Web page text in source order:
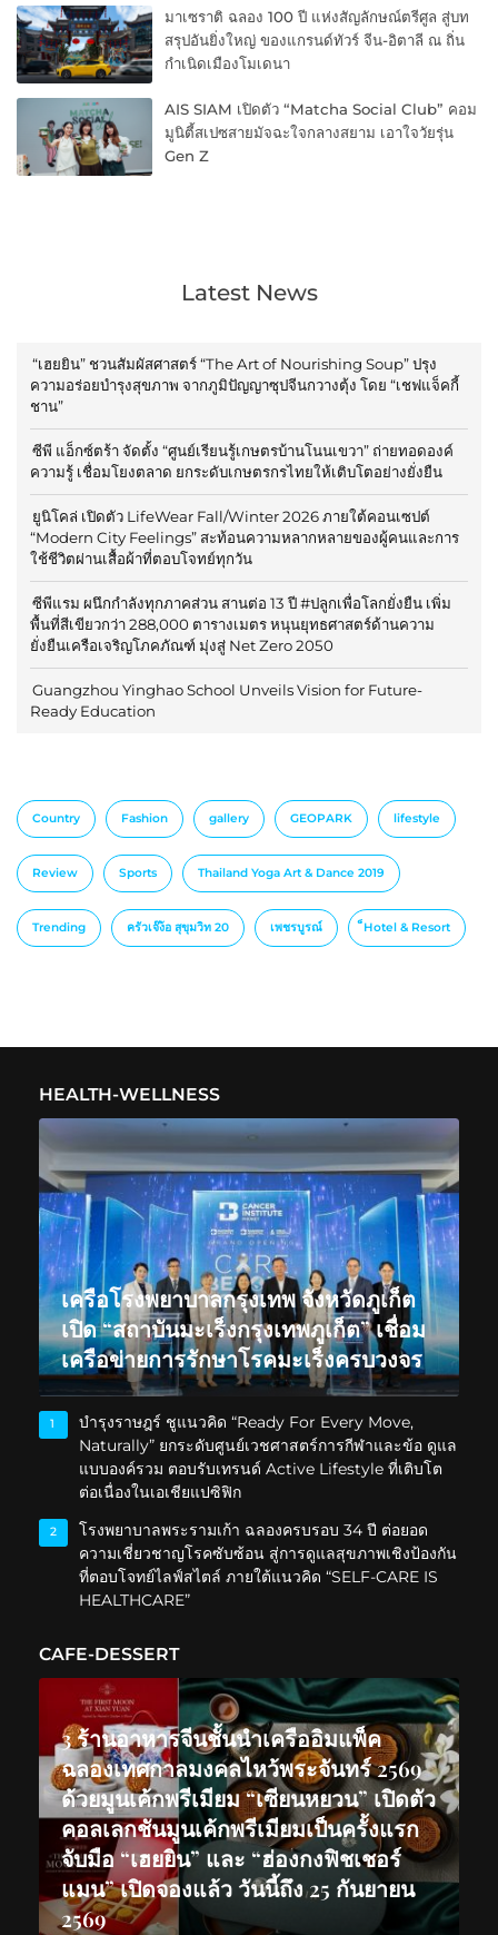
มาเซราติ ฉลอง 100 ปี แห่งสัญลักษณ์ตรีศูล สู่บท
สรุปอันยิ่งใหญ่ ของแกรนด์ทัวร์ จีน-อิตาลี ณ ถิ่น
กำเนิดเมืองโมเดนา
AIS SIAM เปิดตัว “Matcha Social Club” คอม
มูนิตี้สเปซสายมัจฉะใจกลางสยาม เอาใจวัยรุ่น
Gen Z
Latest News
“เฮยยิน” ชวนสัมผัสศาสตร์ “The Art of Nourishing Soup” ปรุง
ความอร่อยบำรุงสุขภาพ จากภูมิปัญญาซุปจีนกวางตุ้ง โดย “เชฟแจ็คกี้
ชาน”
ซีพี แอ็กซ์ตร้า จัดตั้ง “ศูนย์เรียนรู้เกษตรบ้านโนนเขวา” ถ่ายทอดองค์
ความรู้ เชื่อมโยงตลาด ยกระดับเกษตรกรไทยให้เติบโตอย่างยั่งยืน
ยูนิโคล่ เปิดตัว LifeWear Fall/Winter 2026 ภายใต้คอนเซปต์
“Modern City Feelings” สะท้อนความหลากหลายของผู้คนและการ
ใช้ชีวิตผ่านเสื้อผ้าที่ตอบโจทย์ทุกวัน
ซีพีแรม ผนึกกำลังทุกภาคส่วน สานต่อ 13 ปี #ปลูกเพื่อโลกยั่งยืน เพิ่ม
พื้นที่สีเขียวกว่า 288,000 ตารางเมตร หนุนยุทธศาสตร์ด้านความ
ยั่งยืนเครือเจริญโภคภัณฑ์ มุ่งสู่ Net Zero 2050
Guangzhou Yinghao School Unveils Vision for Future-
Ready Education
Country Fashion gallery GEOPARK lifestyle
Review Sports Thailand Yoga Art & Dance 2019
Trending ครัวเจ๊ง้อ สุขุมวิท 20 เพชรบูรณ์ ็Hotel & Resort
HEALTH-WELLNESS
เครือโรงพยาบาลกรุงเทพ จังหวัดภูเก็ต
เปิด “สถาบันมะเร็งกรุงเทพภูเก็ต” เชื่อม
เครือข่ายการรักษาโรคมะเร็งครบวงจร
1
บำรุงราษฎร์ ชูแนวคิด “Ready For Every Move,
Naturally” ยกระดับศูนย์เวชศาสตร์การกีฬาและข้อ ดูแล
แบบองค์รวม ตอบรับเทรนด์ Active Lifestyle ที่เติบโต
ต่อเนื่องในเอเชียแปซิฟิก
2
โรงพยาบาลพระรามเก้า ฉลองครบรอบ 34 ปี ต่อยอด
ความเชี่ยวชาญโรคซับซ้อน สู่การดูแลสุขภาพเชิงป้องกัน
ที่ตอบโจทย์ไลฟ์สไตล์ ภายใต้แนวคิด “SELF-CARE IS
HEALTHCARE”
CAFE-DESSERT
3 ร้านอาหารจีนชั้นนำเครืออิมแพ็ค
ฉลองเทศกาลมงคลไหว้พระจันทร์ 2569
ด้วยมูนเค้กพรีเมียม “เซียนหยวน” เปิดตัว
คอลเลกชันมูนเค้กพรีเมียมเป็นครั้งแรก
จับมือ “เฮยยิน” และ “ฮ่องกงฟิชเชอร์
แมน” เปิดจองแล้ว วันนี้ถึง 25 กันยายน
2569